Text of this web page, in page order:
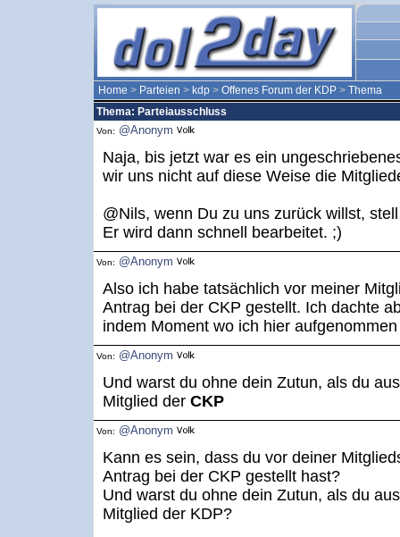
Home > Parteien > kdp > Offenes Forum der KDP > Thema
Thema: Parteiausschluss
Von: @Anonym
Naja, bis jetzt war es ein
wir uns nicht auf diese Weise die
@Nils, wenn Du zu uns zurück willst,
Er wird dann schnell bearbeitet. ;)
Von: @Anonym
Also ich habe tatsächlich vor meiner
Antrag bei der CKP gestellt. Ich dachte
indem Moment wo ich hier
Von: @Anonym
Und warst du ohne dein Zutun, als du
Mitglied der CKP
Von: @Anonym
Kann es sein, dass du vor deiner
Antrag bei der CKP gestellt hast?
Und warst du ohne dein Zutun, als du
Mitglied der KDP?